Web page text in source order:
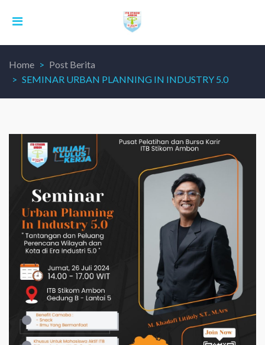
Home
Post Berita
SEMINAR URBAN PLANNING IN INDUSTRY 5.0